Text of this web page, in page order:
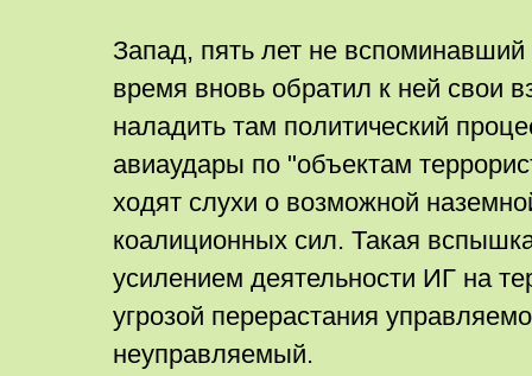
Запад, пять лет не
время вновь обратил к ней свои
наладить там политический
авиаудары по "объектам
ходят слухи о возможной
коалиционных сил. Такая
усилением деятельности ИГ на
угрозой перерастания
неуправляемый.